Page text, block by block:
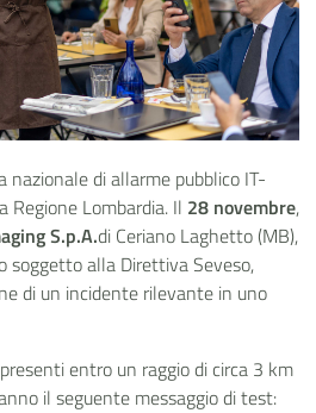
di allarme pubblico IT-
Lombardia. Il 28 novembre,
S.p.A.di Ceriano Laghetto (MB),
soggetto alla Direttiva Seveso,
di un incidente rilevante in uno
entro un raggio di circa 3 km
il seguente messaggio di test: